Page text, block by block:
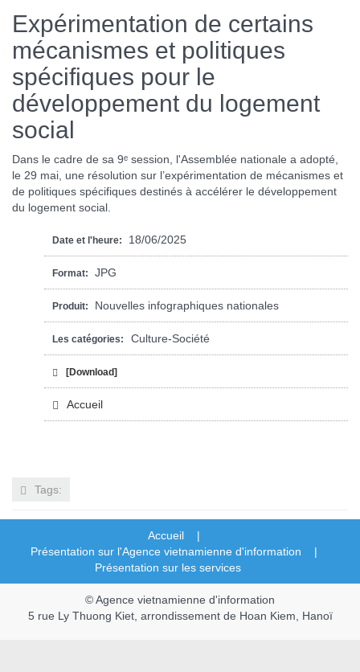
Expérimentation de certains
mécanismes et politiques
spécifiques pour le
développement du logement
social
Dans le cadre de sa 9ᵉ session, l'Assemblée nationale a adopté,
le 29 mai, une résolution sur l’expérimentation de mécanismes et
de politiques spécifiques destinés à accélérer le développement
du logement social.
Date et l'heure: 18/06/2025
Format: JPG
Produit: Nouvelles infographiques nationales
Les catégories: Culture-Société
[Download]
Accueil
Tags:
Accueil |
Présentation sur l'Agence vietnamienne d'information |
Présentation sur les services
© Agence vietnamienne d'information
5 rue Ly Thuong Kiet, arrondissement de Hoan Kiem, Hanoï